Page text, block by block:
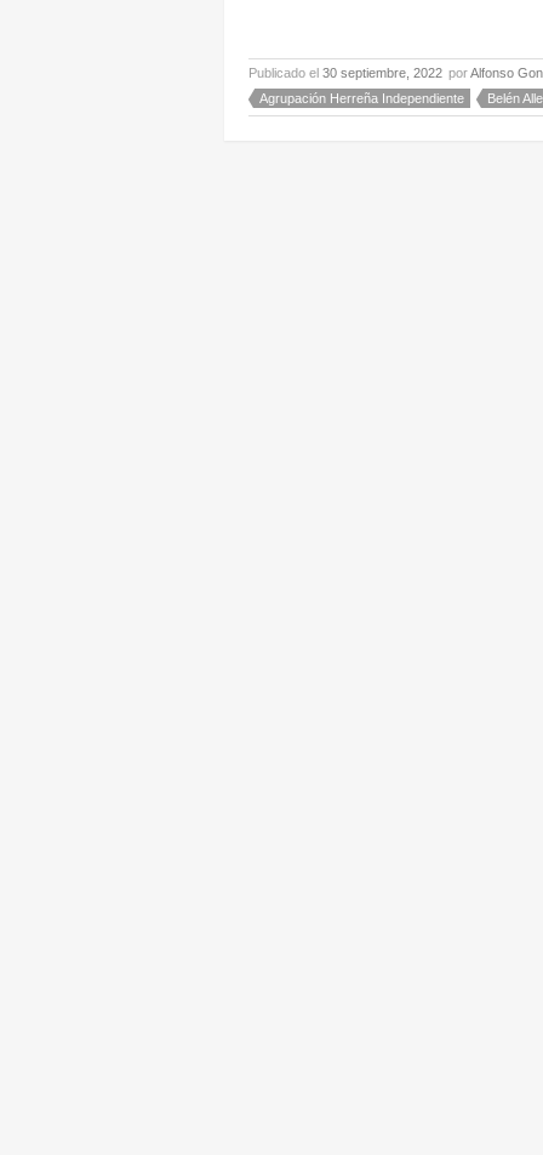
Publicado el 30 septiembre, 2022 porAlfonso
Agrupación Herreña Independiente
Belén